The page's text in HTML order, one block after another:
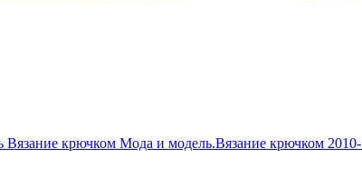
Вязание крючком Мода и модель.Вязание крючком